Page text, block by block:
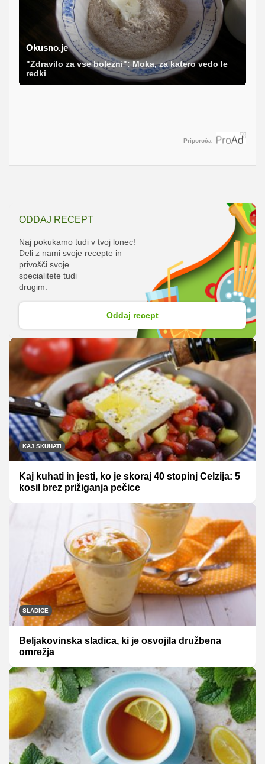
Okusno.je
"Zdravilo za vse bolezni": Moka, za katero vedo le
redki
Priporoča
ODDAJ RECEPT
Naj pokukamo tudi v tvoj lonec!
Deli z nami svoje recepte in
privošči svoje
specialitete tudi
drugim.
Oddaj recept
KAJ SKUHATI
Kaj kuhati in jesti, ko je skoraj 40 stopinj Celzija: 5
kosil brez prižiganja pečice
SLADICE
Beljakovinska sladica, ki je osvojila družbena
omrežja